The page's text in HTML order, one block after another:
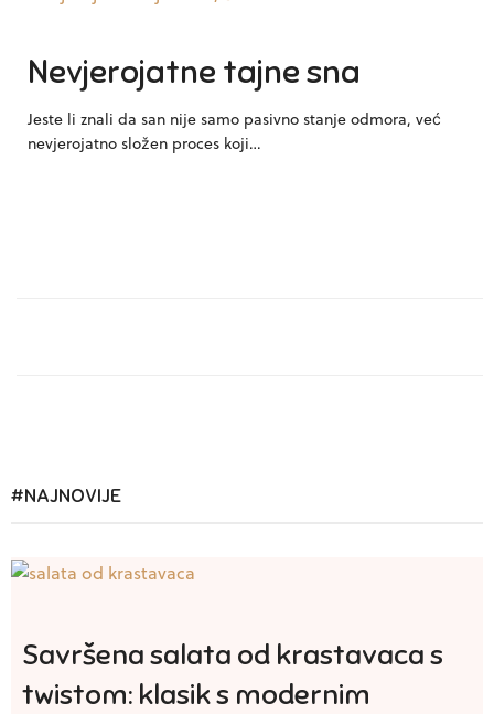
Nevjerojatne tajne sna
Jeste li znali da san nije samo pasivno stanje odmora, već
nevjerojatno složen proces koji…
#NAJNOVIJE
Savršena salata od krastavaca s
twistom: klasik s modernim